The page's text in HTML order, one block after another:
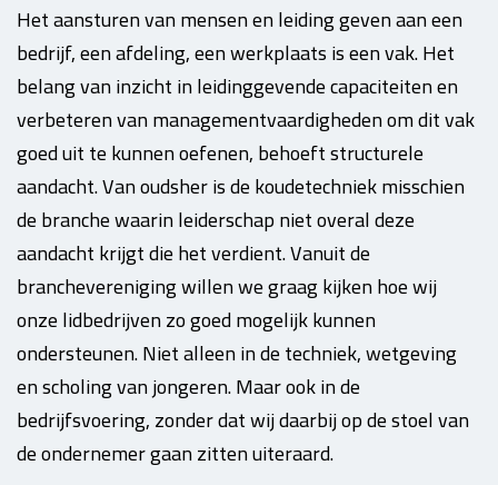
Het aansturen van mensen en leiding geven aan een
bedrijf, een afdeling, een werkplaats is een vak. Het
belang van inzicht in leidinggevende capaciteiten en
verbeteren van managementvaardigheden om dit vak
goed uit te kunnen oefenen, behoeft structurele
aandacht. Van oudsher is de koudetechniek misschien
de branche waarin leiderschap niet overal deze
aandacht krijgt die het verdient. Vanuit de
branchevereniging willen we graag kijken hoe wij
onze lidbedrijven zo goed mogelijk kunnen
ondersteunen. Niet alleen in de techniek, wetgeving
en scholing van jongeren. Maar ook in de
bedrijfsvoering, zonder dat wij daarbij op de stoel van
de ondernemer gaan zitten uiteraard.